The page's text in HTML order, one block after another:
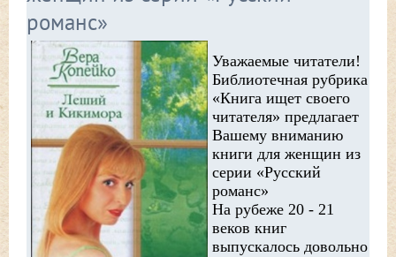
романс»
Уважаемые читатели!
Библиотечная рубрика
«Книга ищет своего
читателя» предлагает
Вашему вниманию
книги для женщин из
серии «Русский
романс»
На рубеже 20 - 21
веков книг
выпускалось довольно